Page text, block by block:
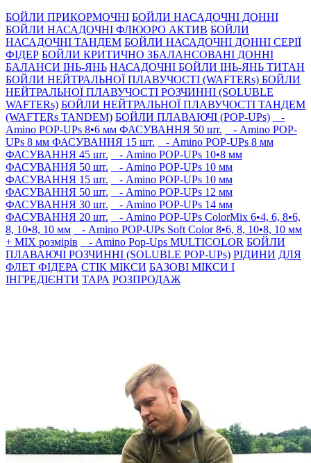
БОЙЛИ ПРИКОРМОЧНI БОЙЛИ НАСАДОЧНI ДОННI
БОЙЛИ НАСАДОЧНІ ФЛЮОРО АКТИВ БОЙЛИ
НАСАДОЧНІ ТАНДЕМ БОЙЛИ НАСАДОЧНI ДОННI СЕРIÏ
ФIДЕР БОЙЛИ КРИТИЧНО ЗБАЛАНСОВАНІ ДОННІ
БАЛАНСИ ІНЬ-ЯНЬ НАСАДОЧНІ БОЙЛИ ІНЬ-ЯНЬ ТИТАН
БОЙЛИ НЕЙТРАЛЬНОÏ ПЛАВУЧОСТI (WAFTERs) БОЙЛИ
НЕЙТРАЛЬНОЇ ПЛАВУЧОСТІ РОЗЧИННІ (SOLUBLE
WAFTERs) БОЙЛИ НЕЙТРАЛЬНОЇ ПЛАВУЧОСТІ ТАНДЕМ
(WAFTERs TANDEM) БОЙЛИ ПЛАВАЮЧІ (POP-UPs)
-
Amino POP-UPs 8•6 мм ФАСУВАННЯ 50 шт.
- Amino POP-
UPs 8 мм ФАСУВАННЯ 15 шт.
- Amino POP-UPs 8 мм
ФАСУВАННЯ 45 шт.
- Amino POP-UPs 10•8 мм
ФАСУВАННЯ 50 шт.
- Amino POP-UPs 10 мм
ФАСУВАННЯ 15 шт.
- Amino POP-UPs 10 мм
ФАСУВАННЯ 50 шт.
- Amino POP-UPs 12 мм
ФАСУВАННЯ 30 шт.
- Amino POP-UPs 14 мм
ФАСУВАННЯ 20 шт.
- Amino POP-UPs ColorMix 6•4, 6, 8•6,
8, 10•8, 10 мм
- Amino POP-UPs Soft Color 8•6, 8, 10•8, 10 мм
+ MIX розмірів
- Amino Pop-Ups MULTICOLOR БОЙЛИ
ПЛАВАЮЧI РОЗЧИННI (SOLUBLE POP-UPs) РIДИНИ ДЛЯ
ФЛЕТ ФІДЕРА СТIК МIКСИ БАЗОВІ МІКСИ І
ІНГРЕДІЄНТИ ТАРА РОЗПРОДАЖ